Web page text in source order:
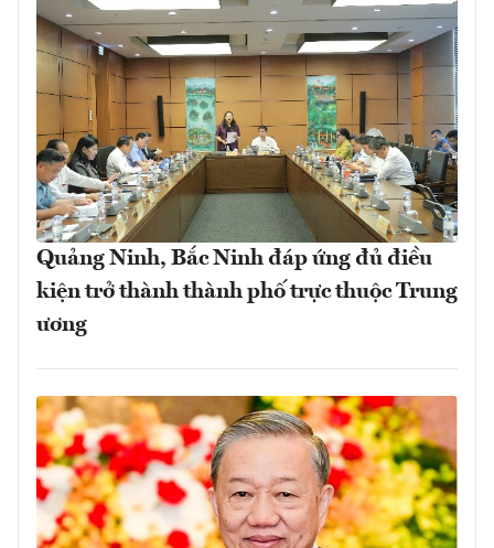
Quảng Ninh, Bắc Ninh đáp ứng đủ điều
kiện trở thành thành phố trực thuộc Trung
ương